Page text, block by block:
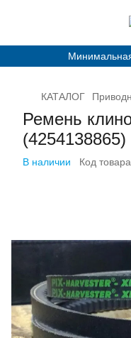
КАТАЛОГ
Ремень
В наличии Код